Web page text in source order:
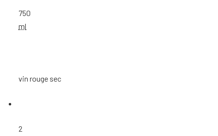
750
ml
vin rouge sec
2